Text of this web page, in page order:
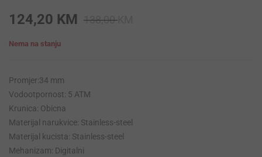
138,00
124,20 KM
Nema na stanju
Promjer:34 mm
Vodootpornost: 5 ATM
Krunica: Obicna
Materijal narukvice: Stainless-steel
Materijal kucista: Stainless-steel
Mehanizam: Digitalni